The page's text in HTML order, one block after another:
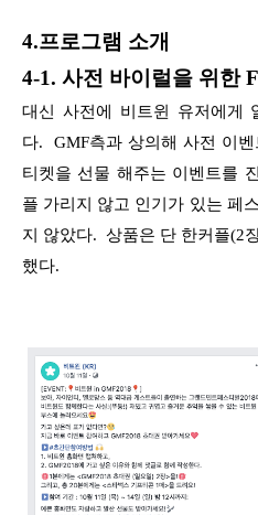
4.프로그램 소개
4-1. 사전 바이럴을 위한
대신 사전에 비트윈 유저에게
다. GMF측과 상의해 사전 이
티켓을 선물 해주는 이벤트를
플 가리지 않고 인기가 있는 페
지 않았다. 상품은 단 한커플(2
했다.